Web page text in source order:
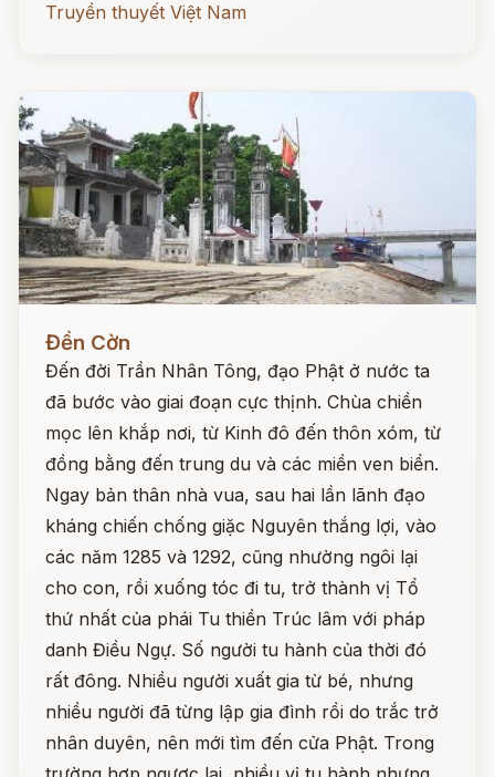
Truyền thuyết Việt Nam
Đọc ngay
Đền Cờn
Đến đời Trần Nhân Tông, đạo Phật ở nước ta
đã bước vào giai đoạn cực thịnh. Chùa chiền
mọc lên khắp nơi, từ Kinh đô đến thôn xóm, từ
đồng bằng đến trung du và các miền ven biển.
Ngay bản thân nhà vua, sau hai lần lãnh đạo
kháng chiến chống giặc Nguyên thắng lợi, vào
các năm 1285 và 1292, cũng nhường ngôi lại
cho con, rồi xuống tóc đi tu, trở thành vị Tổ
thứ nhất của phái Tu thiền Trúc lâm với pháp
danh Điều Ngự. Số người tu hành của thời đó
rất đông. Nhiều người xuất gia từ bé, nhưng
nhiều người đã từng lập gia đình rồi do trắc trở
nhân duyên, nên mới tìm đến cửa Phật. Trong